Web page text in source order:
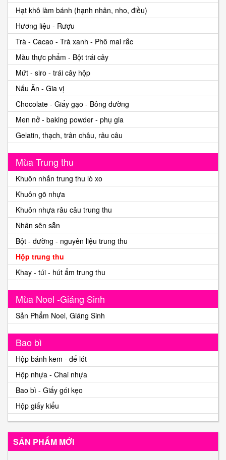
Hạt khô làm bánh (hạnh nhân, nho, điều)
Hương liệu - Rượu
Trà - Cacao - Trà xanh - Phô mai rắc
Màu thực phẩm - Bột trái cây
Mứt - siro - trái cây hộp
Nấu Ăn - Gia vị
Chocolate - Giấy gạo - Bông đường
Men nở - baking powder - phụ gia
Gelatin, thạch, trân châu, râu câu
Mùa Trung thu
Khuôn nhấn trung thu lò xo
Khuôn gõ nhựa
Khuôn nhựa râu câu trung thu
Nhân sên sẵn
Bột - đường - nguyên liệu trung thu
Hộp trung thu
Khay - túi - hút ẩm trung thu
Mùa Noel -Giáng Sinh
Sản Phẩm Noel, Giáng Sinh
Bao bì
Hộp bánh kem - đế lót
Hộp nhựa - Chai nhựa
Bao bì - Giấy gói kẹo
Hộp giấy kiểu
SẢN PHẨM MỚI